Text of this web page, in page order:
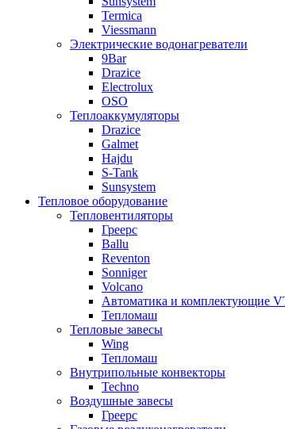
Termica
Viessmann
Электрические водонагреватели
9Bar
Drazice
Electrolux
OSO
Теплоаккумуляторы
Drazice
Galmet
Hajdu
S-Tank
Sunsystem
Тепловое оборудование
Тепловентиляторы
Греерс
Ballu
Reventon
Sonniger
Volcano
Автоматика и комплектующие
Тепломаш
Тепловые завесы
Wing
Тепломаш
Внутрипольные конвекторы
Techno
Воздушные завесы
Греерс